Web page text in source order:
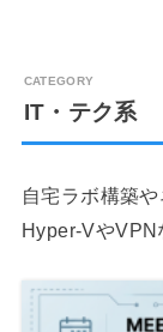
IT・テク系
自宅ラボ構築
Hyper-VやVPN